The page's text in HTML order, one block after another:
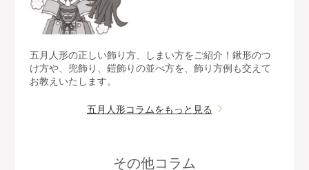
五月人形の正しい飾り方、しまい方をご紹介！鍬形のつ
け方や、兜飾り、鎧飾りの並べ方を、飾り方例も交えて
お教えいたします。
五月人形コラムをもっと見る
その他コラム